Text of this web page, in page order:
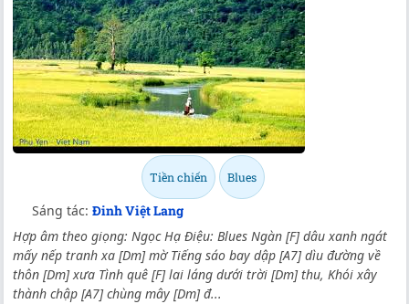
Tiền chiến Blues
Sáng tác: Đinh Việt Lang
Hợp âm theo giọng: Ngọc Hạ Điệu: Blues Ngàn [F] dâu xanh ngát
mấy nếp tranh xa [Dm] mờ Tiếng sáo bay dập [A7] dìu đường về
thôn [Dm] xưa Tình quê [F] lai láng dưới trời [Dm] thu, Khói xây
thành chập [A7] chùng mây [Dm] đ...